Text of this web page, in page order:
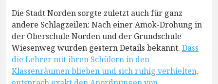
Die Stadt Norden sorgte zuletzt auch für ganz
andere Schlagzeilen: Nach einer Amok-Drohung in
der Oberschule Norden und der Grundschule
Wiesenweg wurden gestern Details bekannt. Dass
die Lehrer mit ihren Schülern in den
Klassenräumen blieben und sich ruhig verhielten,